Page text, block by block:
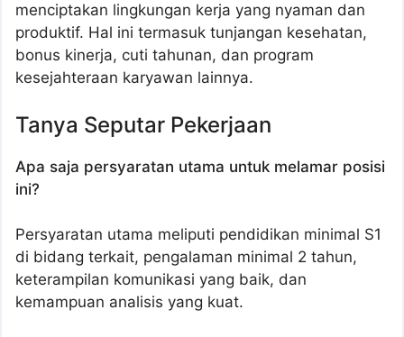
menciptakan lingkungan kerja yang nyaman dan
produktif. Hal ini termasuk tunjangan kesehatan,
bonus kinerja, cuti tahunan, dan program
kesejahteraan karyawan lainnya.
Tanya Seputar Pekerjaan
Apa saja persyaratan utama untuk melamar posisi
ini?
Persyaratan utama meliputi pendidikan minimal S1
di bidang terkait, pengalaman minimal 2 tahun,
keterampilan komunikasi yang baik, dan
kemampuan analisis yang kuat.